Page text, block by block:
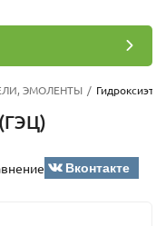
ЭМОЛЕНТЫ /
Вконтакте